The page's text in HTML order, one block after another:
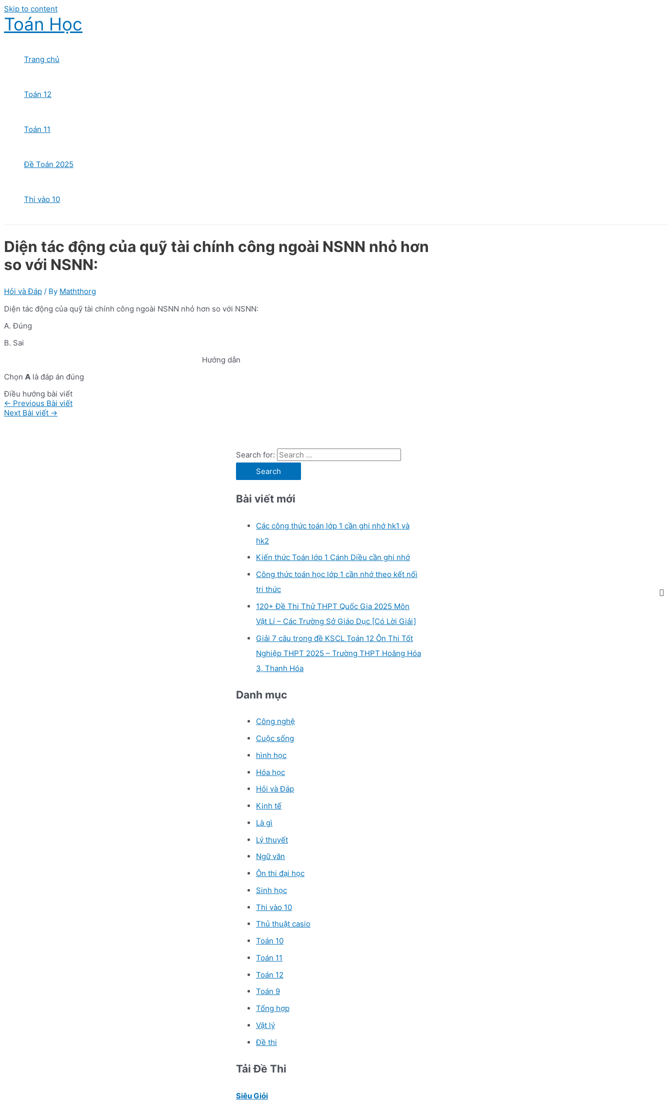
Skip to content
Toán Học
Trang chủ
Toán 12
Toán 11
Đề Toán 2025
Thi vào 10
Diện tác động của quỹ tài chính công ngoài NSNN nhỏ hơn
so với NSNN:
Hỏi và Đáp / By Maththorg
Diện tác động của quỹ tài chính công ngoài NSNN nhỏ hơn so với NSNN:
A. Đúng
B. Sai
Hướng dẫn
Chọn A là đáp án đúng
Điều hướng bài viết
← Previous Bài viết
Next Bài viết →
Search for:
Bài viết mới
Các công thức toán lớp 1 cần ghi nhớ hk1 và
hk2
Kiến thức Toán lớp 1 Cánh Diều cần ghi nhớ
Công thức toán học lớp 1 cần nhớ theo kết nối
tri thức
120+ Đề Thi Thử THPT Quốc Gia 2025 Môn
Vật Lí – Các Trường Sở Giáo Dục [Có Lời Giải]
Giải 7 câu trong đề KSCL Toán 12 Ôn Thi Tốt
Nghiệp THPT 2025 – Trường THPT Hoằng Hóa
3, Thanh Hóa
Danh mục
Công nghệ
Cuộc sống
hình học
Hóa học
Hỏi và Đáp
Kinh tế
Là gì
Lý thuyết
Ngữ văn
Ôn thi đại học
Sinh học
Thi vào 10
Thủ thuật casio
Toán 10
Toán 11
Toán 12
Toán 9
Tổng hợp
Vật lý
Đề thi
Tải Đề Thi
Siêu Giỏi